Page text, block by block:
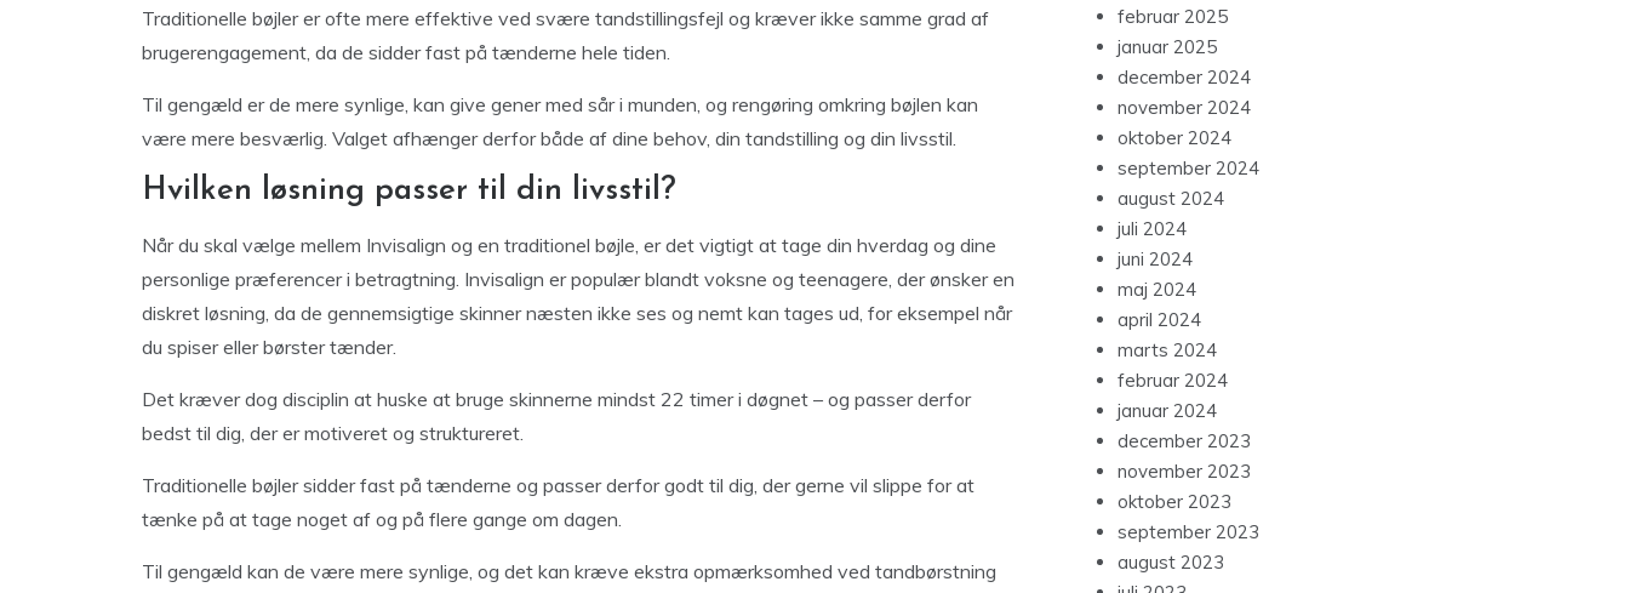
Traditionelle bøjler er ofte mere effektive ved svære tandstillingsfejl og kræver ikke samme grad af
brugerengagement, da de sidder fast på tænderne hele tiden.
Til gengæld er de mere synlige, kan give gener med sår i munden, og rengøring omkring bøjlen kan
være mere besværlig. Valget afhænger derfor både af dine behov, din tandstilling og din livsstil.
Hvilken løsning passer til din livsstil?
Når du skal vælge mellem Invisalign og en traditionel bøjle, er det vigtigt at tage din hverdag og dine
personlige præferencer i betragtning. Invisalign er populær blandt voksne og teenagere, der ønsker en
diskret løsning, da de gennemsigtige skinner næsten ikke ses og nemt kan tages ud, for eksempel når
du spiser eller børster tænder.
Det kræver dog disciplin at huske at bruge skinnerne mindst 22 timer i døgnet – og passer derfor
bedst til dig, der er motiveret og struktureret.
Traditionelle bøjler sidder fast på tænderne og passer derfor godt til dig, der gerne vil slippe for at
tænke på at tage noget af og på flere gange om dagen.
Til gengæld kan de være mere synlige, og det kan kræve ekstra opmærksomhed ved tandbørstning
februar 2025
januar 2025
december 2024
november 2024
oktober 2024
september 2024
august 2024
juli 2024
juni 2024
maj 2024
april 2024
marts 2024
februar 2024
januar 2024
december 2023
november 2023
oktober 2023
september 2023
august 2023